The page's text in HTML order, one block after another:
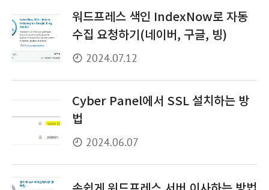
워드프레스 색인 IndexNow로 자동
수집 요청하기(네이버, 구글, 빙)
2024.07.12
Cyber Panel에서 SSL 설치하는 방
법
2024.06.07